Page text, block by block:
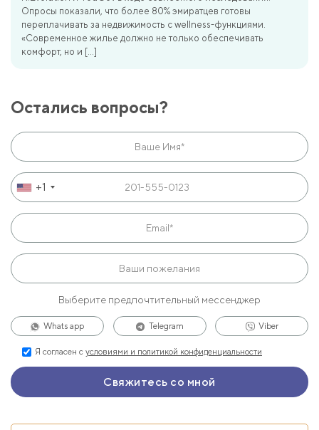
Опросы показали, что более 80% эмиратцев готовы
переплачивать за недвижимость с wellness-функциями.
«Современное жилье должно не только обеспечивать
комфорт, но и […]
Остались вопросы?
+1
Выберите предпочтительный мессенджер
Whats app Telegram Viber
Я согласен с условиями и политикой конфиденциальности